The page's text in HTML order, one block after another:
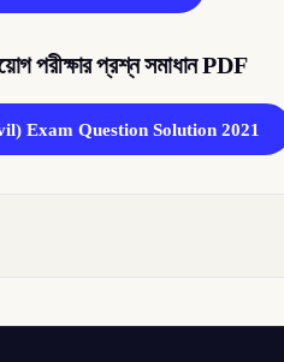
পরীক্ষার প্রশ্ন সমাধান PDF
Exam Question Solution 2021